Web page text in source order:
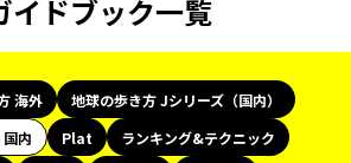
ドブック一覧
海外
地球の歩き方 Jシリーズ（国内）
内 Plat
ランキング&テクニック